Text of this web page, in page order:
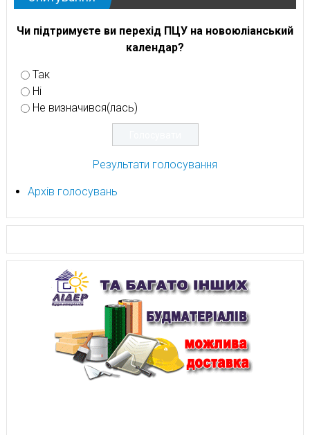
Чи підтримуєте ви перехід ПЦУ на новоюліанський
календар?
Так
Ні
Не визначився(лась)
Результати голосування
Архів голосувань